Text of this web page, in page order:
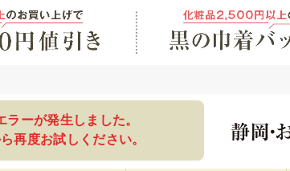
ーが発生しました。
再度お試しください。